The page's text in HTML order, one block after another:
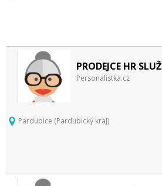
PRODEJCE HR
Personalistka.cz
Pardubice (Pardubický kraj)